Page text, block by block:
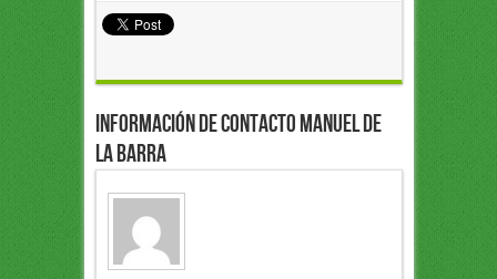
Información de Contacto Manuel de
la Barra